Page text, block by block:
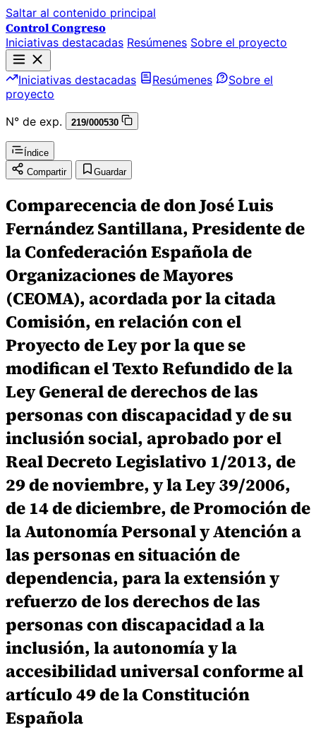
Saltar al contenido principal
Control Congreso
Iniciativas destacadas Resúmenes Sobre el proyecto
Iniciativas destacadas Resúmenes
Sobre el
proyecto
N° de exp.
219/000530
Índice
Compartir
Guardar
Comparecencia de don José Luis
Fernández Santillana, Presidente de
la Confederación Española de
Organizaciones de Mayores
(CEOMA), acordada por la citada
Comisión, en relación con el
Proyecto de Ley por la que se
modifican el Texto Refundido de la
Ley General de derechos de las
personas con discapacidad y de su
inclusión social, aprobado por el
Real Decreto Legislativo 1/2013, de
29 de noviembre, y la Ley 39/2006,
de 14 de diciembre, de Promoción de
la Autonomía Personal y Atención a
las personas en situación de
dependencia, para la extensión y
refuerzo de los derechos de las
personas con discapacidad a la
inclusión, la autonomía y la
accesibilidad universal conforme al
artículo 49 de la Constitución
Española